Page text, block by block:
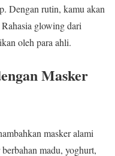
Dengan rutin, kamu akan
glowing dari
oleh para ahli.
Masker
masker alami
madu, yoghurt,